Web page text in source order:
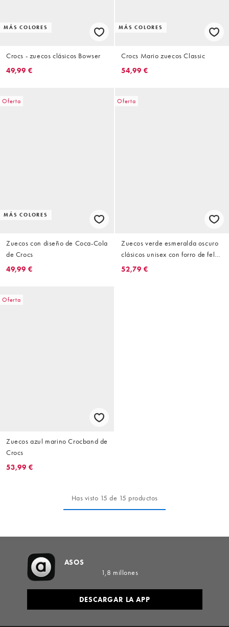
MÁS COLORES
Crocs - zuecos clásicos Bowser
49,99 €
MÁS COLORES
Crocs Mario zuecos Classic
54,99 €
Oferta
MÁS COLORES
Zuecos con diseño de Coca-Cola
de Crocs
49,99 €
Oferta
Zuecos verde esmeralda oscuro
clásicos unisex con forro de felpa
de Crocs
52,79 €
Oferta
Zuecos azul marino Crocband de
Crocs
53,99 €
Has visto 15 de 15 productos
ASOS
1,8 millones
DESCARGAR LA APP